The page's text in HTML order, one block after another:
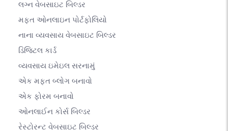
લગ્ન વેબસાઇટ બિલ્ડર
મફત ઓનલાઇન પોર્ટફોલિયો
નાના વ્યવસાય વેબસાઇટ બિલ્ડર
ડિજિટલ કાર્ડ
વ્યવસાય ઇમેઇલ સરનામું
એક મફત બ્લોગ બનાવો
એક ફોરમ બનાવો
ઓનલાઈન કોર્સ બિલ્ડર
રેસ્ટોરન્ટ વેબસાઇટ બિલ્ડર